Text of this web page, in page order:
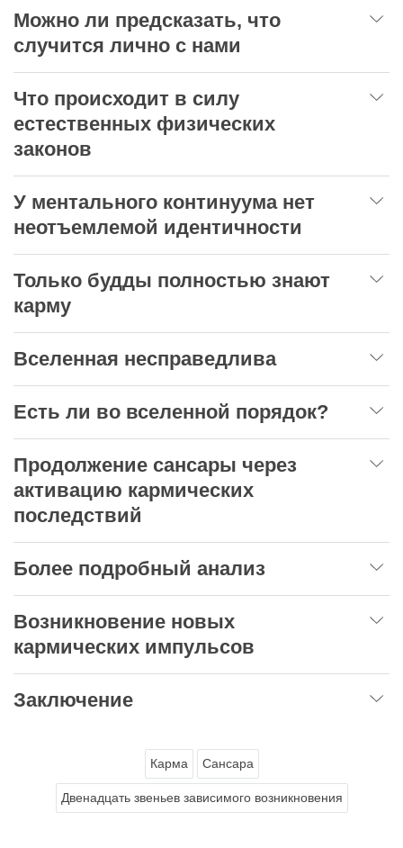
Можно ли предсказать, что
случится лично с нами
Что происходит в силу
естественных физических
законов
У ментального континуума нет
неотъемлемой идентичности
Только будды полностью знают
карму
Вселенная несправедлива
Есть ли во вселенной порядок?
Продолжение сансары через
активацию кармических
последствий
Более подробный анализ
Возникновение новых
кармических импульсов
Заключение
Карма Сансара
Двенадцать звеньев зависимого возникновения